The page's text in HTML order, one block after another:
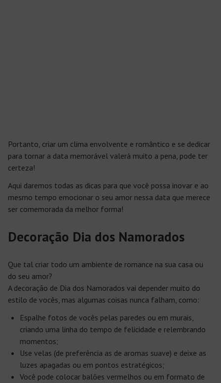
Portanto, criar um clima envolvente e romântico e se dedicar
para tornar a data memorável valerá muito a pena, pode ter
certeza!
Aqui daremos todas as dicas para que você possa inovar e ao
mesmo tempo emocionar o seu amor nessa data que merece
ser comemorada da melhor forma!
Decoração Dia dos Namorados
Que tal criar todo um ambiente de romance na sua casa ou
do seu amor?
A decoração de Dia dos Namorados vai depender muito do
estilo de vocês, mas algumas coisas nunca falham, como:
Espalhe fotos de vocês pelas paredes ou em murais,
criando uma linha do tempo de felicidade e relembrando
momentos;
Use velas (de preferência as de aromas suave) e deixe as
luzes apagadas ou em pontos estratégicos;
Você pode colocar balões vermelhos ou em formato de